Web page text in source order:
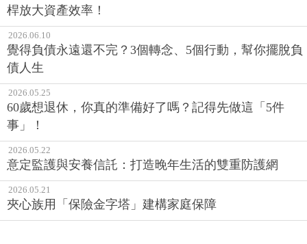
桿放大資產效率！
2026.06.10
覺得負債永遠還不完？3個轉念、5個行動，幫你擺脫負
債人生
2026.05.25
60歲想退休，你真的準備好了嗎？記得先做這「5件
事」！
2026.05.22
意定監護與安養信託：打造晚年生活的雙重防護網
2026.05.21
夾心族用「保險金字塔」建構家庭保障